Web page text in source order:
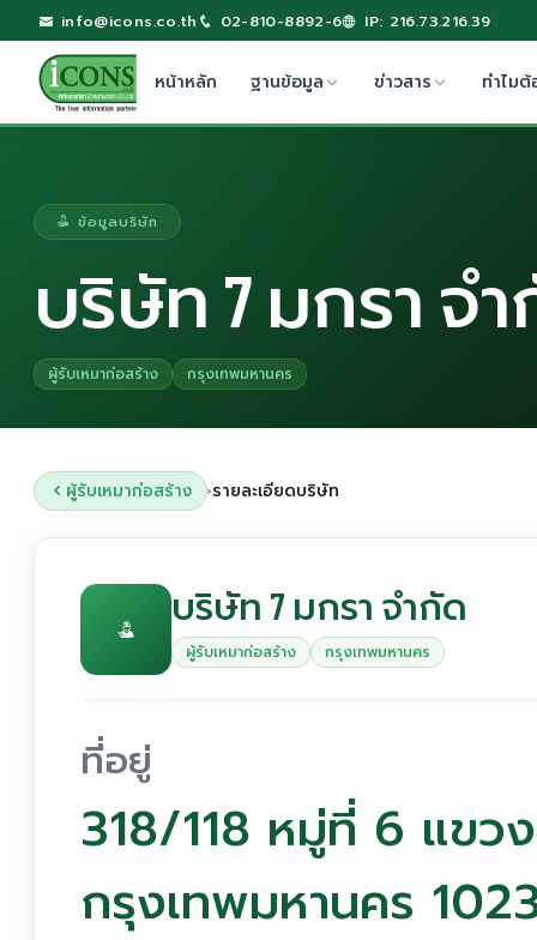
info@icons.co.th 02-810-8892-6 IP: 216.73.216.39
หน้าหลัก ฐานข้อมูล ข่าวสาร ทำไมต้
ข้อมูลบริษัท
บริษัท 7 มกรา จ
ผู้รับเหมาก่อสร้าง กรุงเทพมหานคร
ผู้รับเหมาก่อสร้าง ›รายละเอียดบริษัท
บริษัท 7 มกรา จำกัด
ผู้รับเหมาก่อสร้าง กรุงเทพมหานคร
ที่อยู่
318/118 หมู่ที่ 6 แข
กรุงเทพมหานคร